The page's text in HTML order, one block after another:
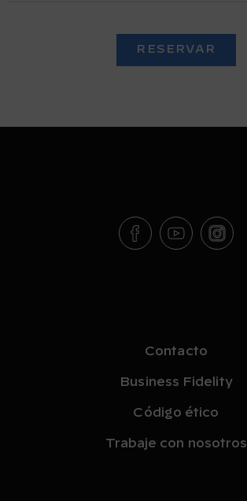
RESERVAR
Contacto
Business Fidelity
Código ético
Trabaje con nosotros